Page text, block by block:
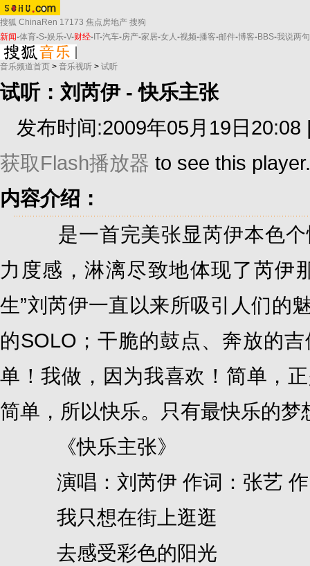
搜狐 ChinaRen 17173 焦点房地产 搜狗
新闻-体育-S-娱乐-V-财经- IT-汽车-房产-家居-女人-视频-播客-邮件-博客-BBS-我说两句
音乐频道首页 > 音乐视听 > 试听
试听：刘芮伊 - 快乐主张
发布时间:2009年05月19日
获取Flash播放器 to see this player.
内容介绍：
是一首完美张显芮伊本色个
力度感，淋漓尽致地体现了芮伊
生”刘芮伊一直以来所吸引人们的
的SOLO；干脆的鼓点、奔放的
单！我做，因为我喜欢！简单，
简单，所以快乐。只有最快乐的梦
《快乐主张》
演唱：刘芮伊 作词：张艺 作
我只想在街上逛逛
去感受彩色的阳光